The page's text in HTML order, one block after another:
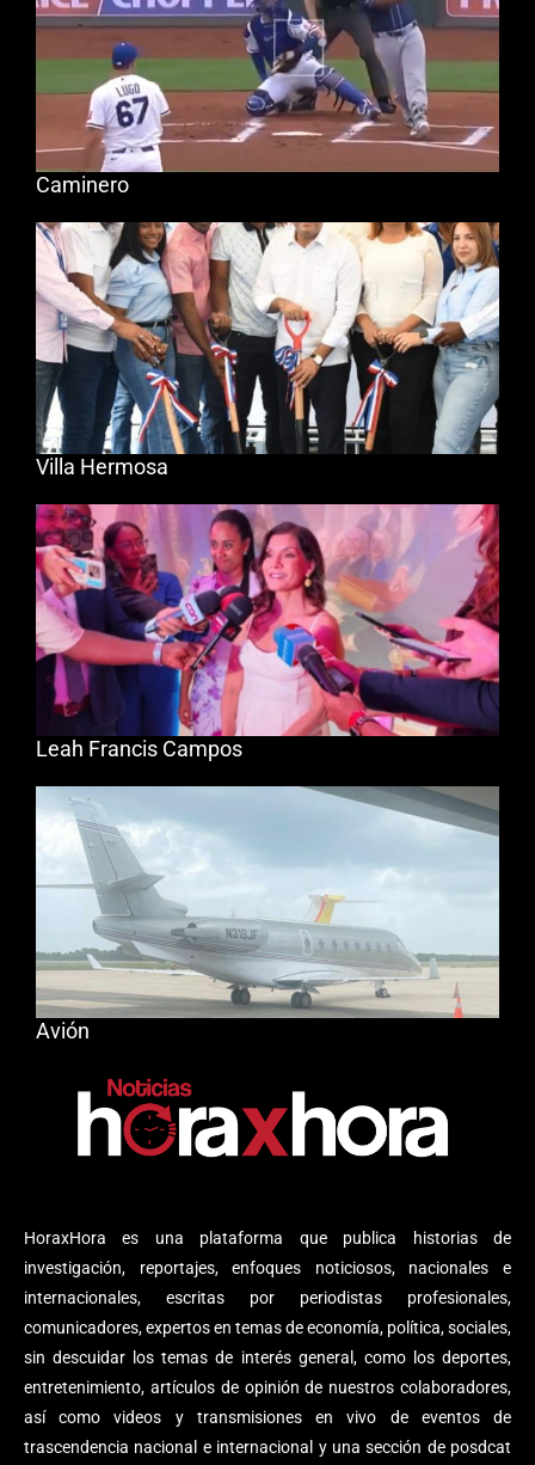
HoraxHora es una plataforma que publica historias de
investigación, reportajes, enfoques noticiosos, nacionales e
internacionales, escritas por periodistas profesionales,
comunicadores, expertos en temas de economía, política, sociales,
sin descuidar los temas de interés general, como los deportes,
entretenimiento, artículos de opinión de nuestros colaboradores,
así como videos y transmisiones en vivo de eventos de
trascendencia nacional e internacional y una sección de posdcat
Caminero
Villa Hermosa
Leah Francis Campos
Avión